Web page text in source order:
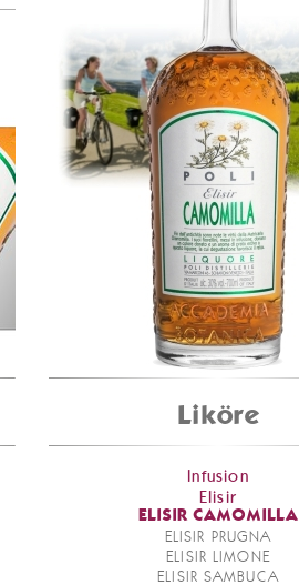
Liköre
Infusion
Elisir
ELISIR CAMOMILLA
ELISIR PRUGNA
ELISIR LIMONE
ELISIR SAMBUCA